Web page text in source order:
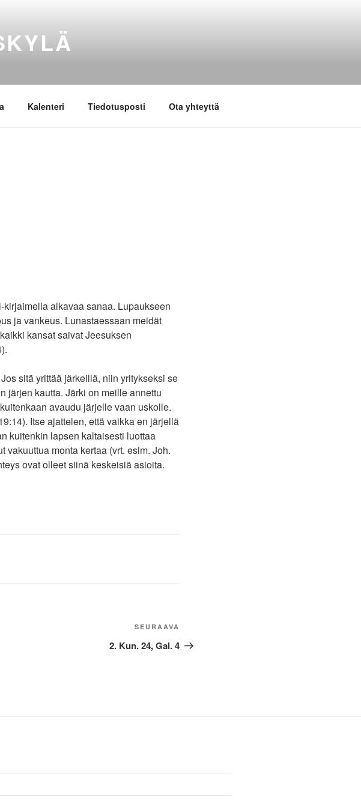
Kalenteri Tiedotusposti Ota yhteyttä
alkavaa sanaa. Lupaukseen
ja vankeus. Lunastaessaan meidät
kansat saivat Jeesuksen
sitä yrittää järkeillä, niin yritykseksi se
järjen kautta. Järki on meille annettu
avaudu järjelle vaan uskolle.
Itse ajattelen, että vaikka en järjellä
kuitenkin lapsen kaltaisesti luottaa
vakuuttua monta kertaa (vrt. esim. Joh.
ovat olleet siinä keskeisiä asioita.
artikkeli
SEURAAVA
2. Kun. 24, Gal. 4